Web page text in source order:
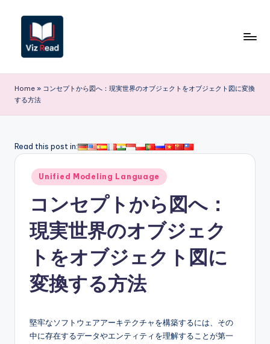
content
iz
R
a
p
Home » コンセプトから図へ：現実世界のオブジェクトをオブジェクト図に変換
する方法
Read this post in:
Posted
in
Unified Modeling Language
コンセプトから図へ：
現実世界のオブジェク
トをオブジェクト図に
変換する方法
堅牢なソフトウェアアーキテクチャを構築するには、その
中に存在するデータやエンティティを理解することが第一